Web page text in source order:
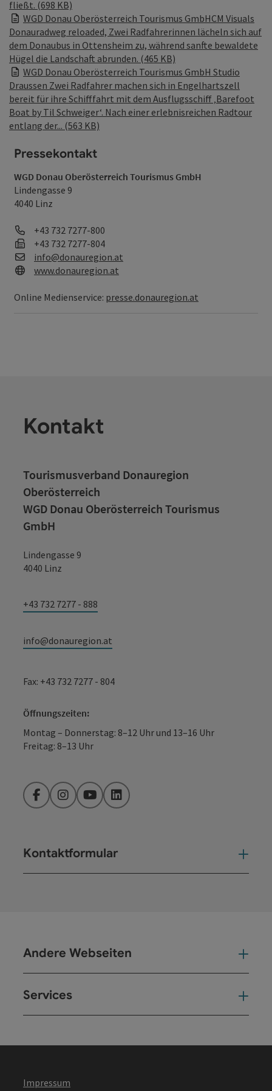
fließt. (698 KB)
WGD Donau Oberösterreich Tourismus GmbHCM Visuals
Donauradweg reloaded, Zwei Radfahrerinnen lächeln sich auf
dem Donaubus in Ottensheim zu, während sanfte bewaldete
Hügel die Landschaft abrunden. (465 KB)
WGD Donau Oberösterreich Tourismus GmbH Studio
Draussen Zwei Radfahrer machen sich in Engelhartszell
bereit für ihre Schifffahrt mit dem Ausflugsschiff ‚Barefoot
Boat by Til Schweiger‘. Nach einer erlebnisreichen Radtour
entlang der... (563 KB)
Pressekontakt
WGD Donau Oberösterreich Tourismus GmbH
Lindengasse 9
4040 Linz
Telefon
+43 732 7277-800
Fax
+43 732 7277-804
E-Mail
info@donauregion.at
Web
www.donauregion.at
Online Medienservice: presse.donauregion.at
Kontakt
Tourismusverband Donauregion
Oberösterreich
WGD Donau Oberösterreich Tourismus
GmbH
Lindengasse 9
4040 Linz
+43 732 7277 - 888
info@donauregion.at
Fax: +43 732 7277 - 804
Öffnungszeiten:
Montag – Donnerstag: 8–12 Uhr und 13–16 Uhr
Freitag: 8–13 Uhr
FacebookInstagramYouTubeLinkedIn
Kontaktformular
Andere Webseiten
Services
Impressum